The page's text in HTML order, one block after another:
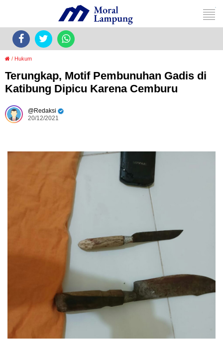
/ Hukum
Terungkap, Motif Pembunuhan Gadis di
Katibung Dipicu Karena Cemburu
Redaksi
20/12/2021